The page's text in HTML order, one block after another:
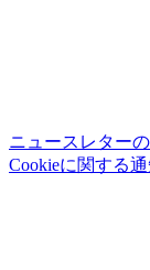
ニュースレター
Cookieに関する